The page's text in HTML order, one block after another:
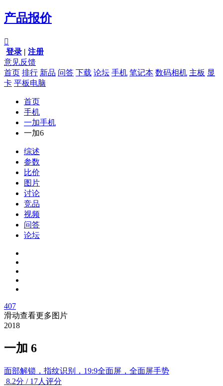
产品报价

登录 | 注册
意见反馈
首页 排行 新品 问答 下载 论坛 手机 笔记本 数码相机 主板 显
卡 平板电脑
首页
手机
一加手机
一加6
综述
参数
比价
图片
讨论
竞品
视频
问答
论坛
407
滑动查看更多图片
2018
一加 6
面部解锁，指纹识别，19:9全面屏，全面屏手势
8.2分 / 17人评分